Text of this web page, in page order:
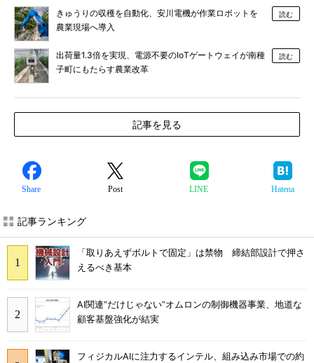
きゅうりの収穫を自動化、安川電機が作業ロボットを
農業現場へ導入
読む
出荷量1.3倍を実現、電源不要のIoTゲートウェイが南種
子町にもたらす農業改革
読む
記事を見る
Share Post LINE Hatena
記事ランキング
「取りあえずボルトで固定」は禁物 締結部設計で押さ
えるべき基本
AI関連“だけじゃない”オムロンの制御機器事業、地道な
顧客基盤強化が結実
フィジカルAIに注力するインテル、組み込み市場での約